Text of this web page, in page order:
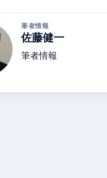
筆者情報
佐藤健一
筆者情報